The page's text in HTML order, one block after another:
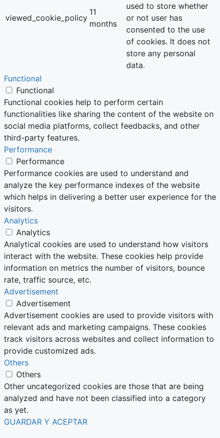
viewed_cookie_policy
11
months
used to store whether
or not user has
consented to the use
of cookies. It does not
store any personal
data.
Functional
Functional
Functional cookies help to perform certain
functionalities like sharing the content of the website on
social media platforms, collect feedbacks, and other
third-party features.
Performance
Performance
Performance cookies are used to understand and
analyze the key performance indexes of the website
which helps in delivering a better user experience for the
visitors.
Analytics
Analytics
Analytical cookies are used to understand how visitors
interact with the website. These cookies help provide
information on metrics the number of visitors, bounce
rate, traffic source, etc.
Advertisement
Advertisement
Advertisement cookies are used to provide visitors with
relevant ads and marketing campaigns. These cookies
track visitors across websites and collect information to
provide customized ads.
Others
Others
Other uncategorized cookies are those that are being
analyzed and have not been classified into a category
as yet.
GUARDAR Y ACEPTAR